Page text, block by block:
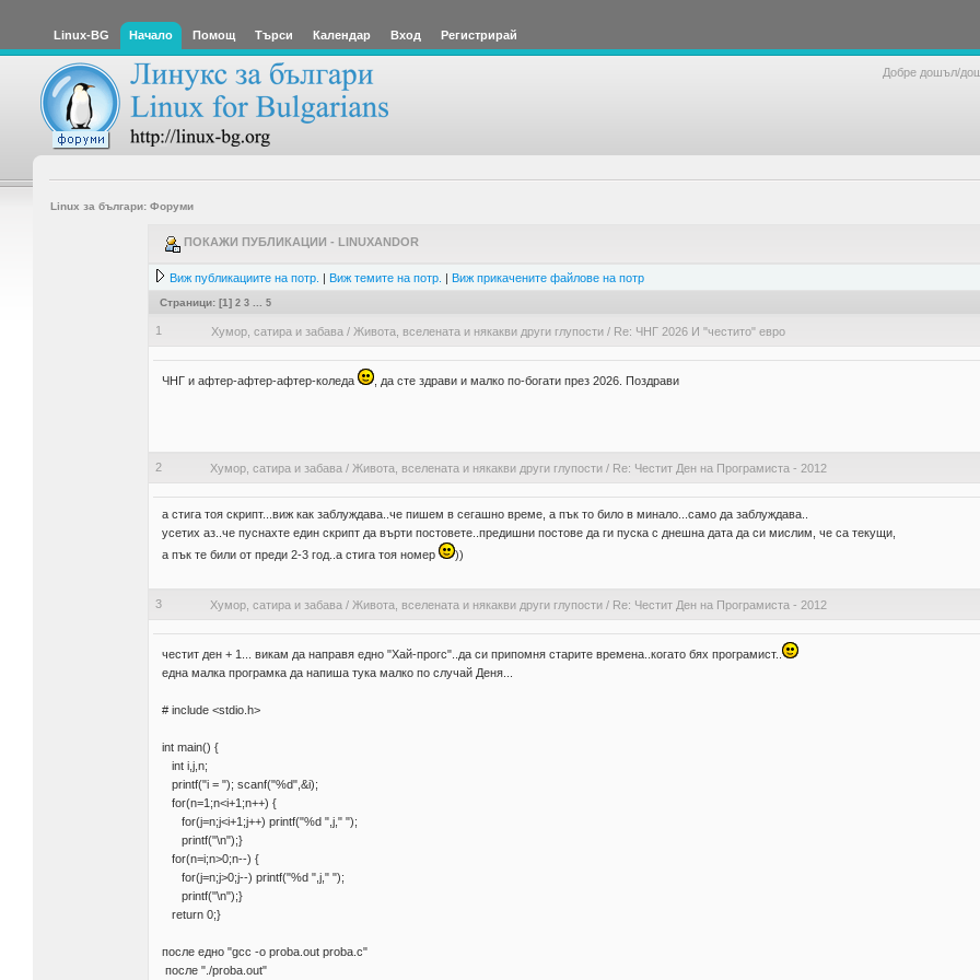
Linux-BG Начало Помощ Търси Календар Вход Регистрирай
Добре дошъл/
Linux за българи: Форуми
ПОКАЖИ ПУБЛИКАЦИИ - LINUXANDOR
Виж публикациите на потр. | Виж темите на потр. | Виж прикачените файлове на потр
Страници: [1] 2 3 5
1 Хумор, сатира и забава / Живота, вселената и някакви други глупости / Re: ЧНГ 2026 И "честито" евро
ЧНГ и афтер-афтер-афтер-коледа , да сте здрави и малко по-богати през 2026. Поздрави
2 Хумор, сатира и забава / Живота, вселената и някакви други глупости / Re: Честит Ден на Програмиста - 2012
а стига тоя скрипт...виж как заблуждава..че пишем в сегашно време, а пък то било в минало...само да заблуждава..
усетих аз..че пуснахте един скрипт да върти постовете..предишни постове да ги пуска с днешна дата да си мислим, че са текущи,
а пък те били от преди 2-3 год..а стига тоя номер
))
3 Хумор, сатира и забава / Живота, вселената и някакви други глупости / Re: Честит Ден на Програмиста - 2012
честит ден + 1... викам да направя едно "Хай-прогс"..да си припомня старите времена..когато бях програмист..
една малка програмка да напиша тука малко по случай Деня...
# include <stdio.h>
int main() {
int i,j,n;
printf("i = "); scanf("%d",&i);
for(n=1;n<i+1;n++) {
for(j=n;j<i+1;j++) printf("%d ",j," ");
printf("\n");}
for(n=i;n>0;n--) {
for(j=n;j>0;j--) printf("%d ",j," ");
printf("\n");}
return 0;}
после едно "gcc -o proba.out proba.c"
после "./proba.out"